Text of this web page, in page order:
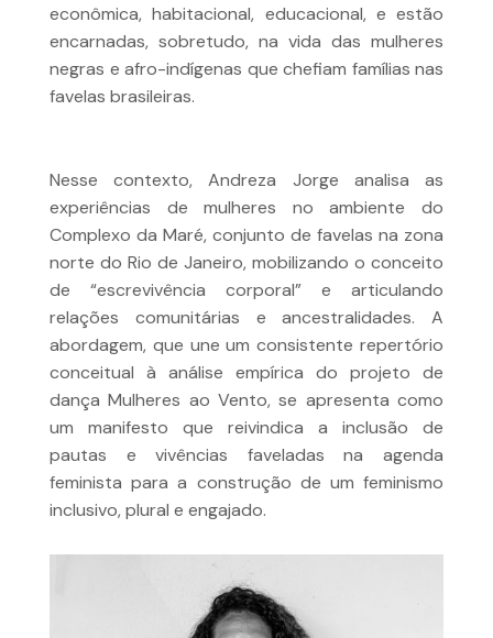
econômica, habitacional, educacional, e estão
encarnadas, sobretudo, na vida das mulheres
negras e afro-indígenas que chefiam famílias nas
favelas brasileiras.
Nesse contexto, Andreza Jorge analisa as
experiências de mulheres no ambiente do
Complexo da Maré, conjunto de favelas na zona
norte do Rio de Janeiro, mobilizando o conceito
de “escrevivência corporal” e articulando
relações comunitárias e ancestralidades. A
abordagem, que une um consistente repertório
conceitual à análise empírica do projeto de
dança Mulheres ao Vento, se apresenta como
um manifesto que reivindica a inclusão de
pautas e vivências faveladas na agenda
feminista para a construção de um feminismo
inclusivo, plural e engajado.